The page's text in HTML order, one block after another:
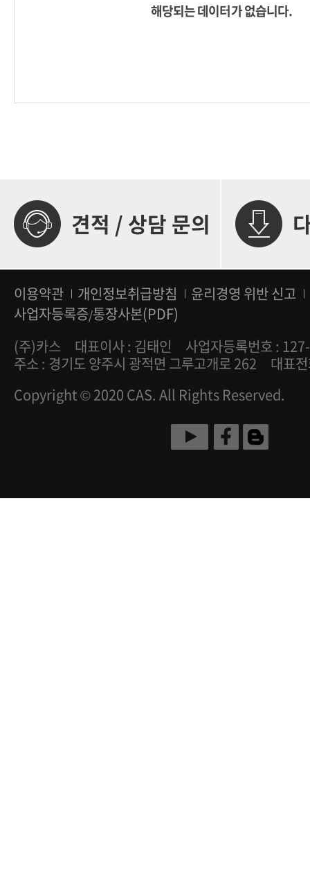
해당되는 데이터가 없습니다.
견적 / 상담 문의
이용약관 개인정보취급방침
윤리경영 위반 신고
사업자등록증/통장사본(PDF)
(주)카스
대표이사 : 김태인
사업자등록번호 :
주소 : 경기도 양주시 광적면 그루고개로 262
대표
Copyright © 2020 CAS. All Rights Reserved.